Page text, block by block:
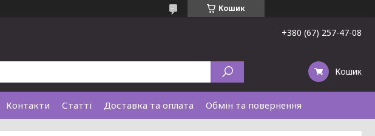
Кошик
+380 (67) 257-47-08
Кошик
Контакти Статті Доставка та оплата Обмін та повернення